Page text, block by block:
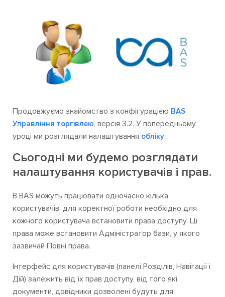
Продовжуємо знайомство з конфігурацією BAS
Управління торгівлею, версія 3.2. У попередньому
уроці ми розглядали налаштування обліку.
Сьогодні ми будемо розглядати
налаштування користувачів і прав.
В BAS можуть працювати одночасно кілька
користувачів, для коректної роботи необхідно для
кожного користувача встановити права доступу. Ці
права може встановити Адміністратор бази, у якого
зазвичай Повні права.
Інтерфейс для користувачів (панелі Розділів, Навігації і
Дій) залежить від їх прав доступу, від того які
документи, довідники дозволені будуть для